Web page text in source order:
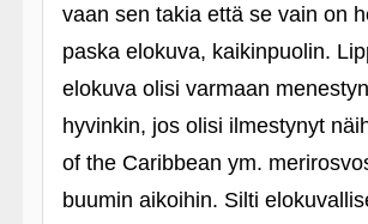
vaan sen takia että se vain on
paska elokuva, kaikinpuolin.
elokuva olisi varmaan
hyvinkin, jos olisi ilmestynyt
of the Caribbean ym.
buumin aikoihin. Silti